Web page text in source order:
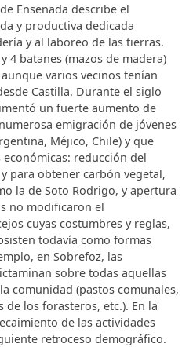
Ensenada describe el
y productiva dedicada
y al laboreo de las tierras.
4 batanes (mazos de madera)
varios vecinos tenían
Castilla. Durante el siglo
un fuerte aumento de
emigración de jóvenes
Méjico, Chile) y que
reducción del
para obtener carbón vegetal,
la de Soto Rodrigo, y apertura
no modificaron el
cuyas costumbres y reglas,
todavía como formas
en Sobrefoz, las
sobre todas aquellas
comunidad (pastos comunales,
los forasteros, etc.). En la
de las actividades
retroceso demográfico.